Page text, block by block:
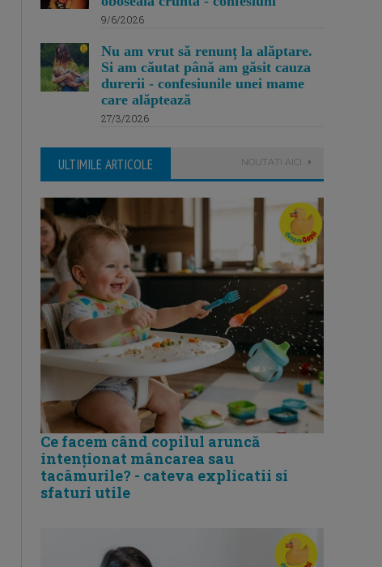
9/6/2026
Nu am vrut să renunț la alăptare.
Si am căutat până am găsit cauza
durerii - confesiunile unei mame
care alăptează
27/3/2026
ULTIMILE ARTICOLE NOUTATI AICI
Ce facem când copilul aruncă
intenționat mâncarea sau
tacâmurile? - cateva explicatii si
sfaturi utile